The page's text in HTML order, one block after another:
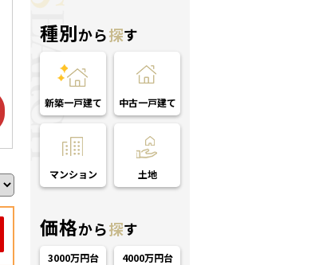
種別から探す
新築一戸建て 中古一戸建て
マンション 土地
価格から探す
3000万円台 4000万円台